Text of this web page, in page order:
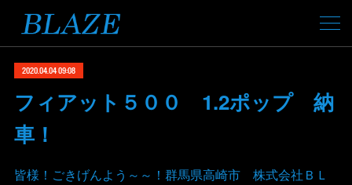
2020.04.04 09:08
フィアット５００ 1.2ポップ 納
車！
皆様！ごきげんよう～～！群馬県高崎市 株式会社ＢＬ